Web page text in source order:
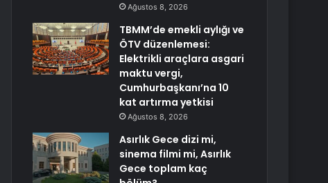
Ağustos 8, 2026
TBMM’de emekli aylığı ve
ÖTV düzenlemesi:
Elektrikli araçlara asgari
maktu vergi,
Cumhurbaşkanı’na 10
kat artırma yetkisi
Ağustos 8, 2026
Asırlık Gece dizi mi,
sinema filmi mi, Asırlık
Gece toplam kaç